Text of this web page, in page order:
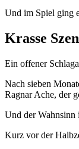
Und im Spiel ging
Krasse
Ein offener
Nach sieben
Ragnar Ache, der
Und der Wahnsinn
Kurz vor der